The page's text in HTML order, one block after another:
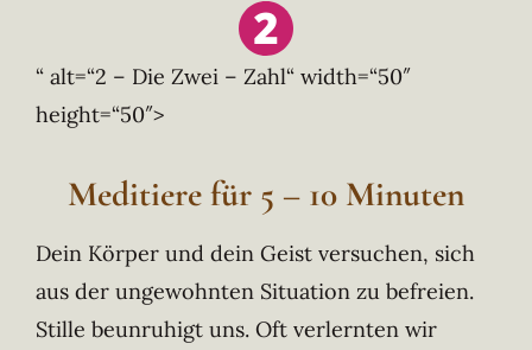
“ alt=“2 – Die Zwei – Zahl“ width=“50″
height=“50″>
Meditiere für 5 – 10 Minuten
Dein Körper und dein Geist versuchen, sich
aus der ungewohnten Situation zu befreien.
Stille beunruhigt uns. Oft verlernten wir